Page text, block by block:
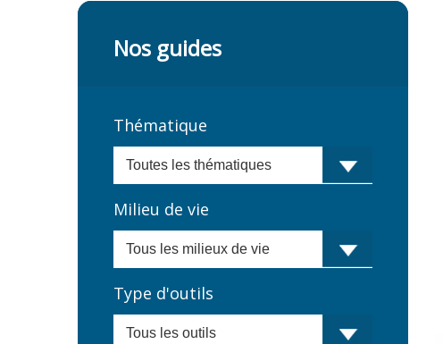
Nos guides
Thématique
Milieu de vie
Type d'outils